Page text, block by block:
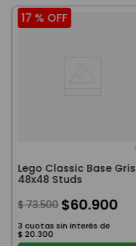
17 % OFF
Lego Classic Base Gris
48x48 Studs
$ 73.500 $60.900
3 cuotas sin interés de
$ 20.300